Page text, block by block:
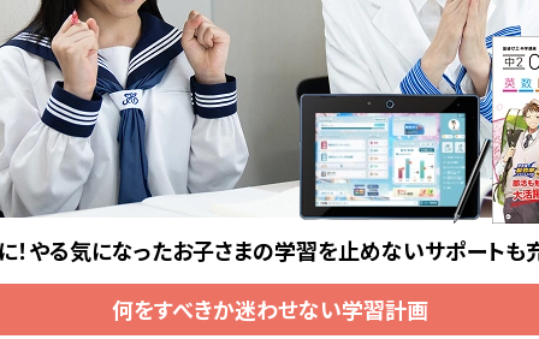
！やる気になったお子さまの学習を止めないサポートも
何をすべきか迷わせない学習計画